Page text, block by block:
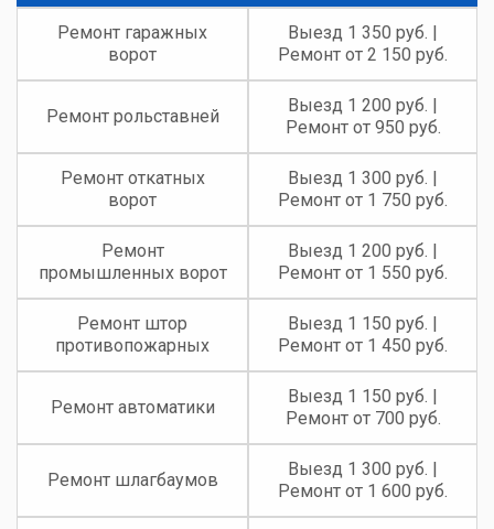
Ремонт гаражных
ворот
Выезд 1 350 руб. |
Ремонт от 2 150 руб.
Ремонт рольставней
Выезд 1 200 руб. |
Ремонт от 950 руб.
Ремонт откатных
ворот
Выезд 1 300 руб. |
Ремонт от 1 750 руб.
Ремонт
промышленных ворот
Выезд 1 200 руб. |
Ремонт от 1 550 руб.
Ремонт штор
противопожарных
Выезд 1 150 руб. |
Ремонт от 1 450 руб.
Ремонт автоматики
Выезд 1 150 руб. |
Ремонт от 700 руб.
Ремонт шлагбаумов
Выезд 1 300 руб. |
Ремонт от 1 600 руб.